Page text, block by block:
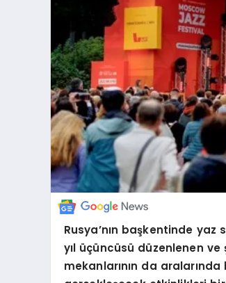
Rusya’nın başkentinde yaz
yıl üçüncüsü düzenlenen
mekanlarının da